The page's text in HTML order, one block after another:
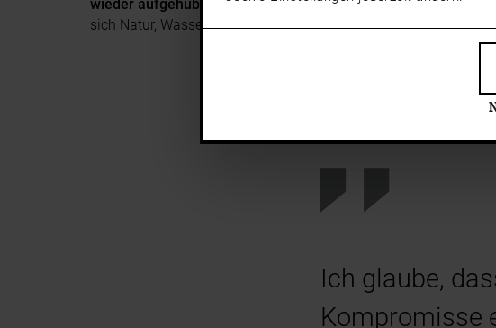
wieder aufgehübscht.Der Grundriss des Hauses hat uns gut
sich Natur, Wasser und viel Freiraum. Das wäre bei einem
Ich glaube,
Kompromisse